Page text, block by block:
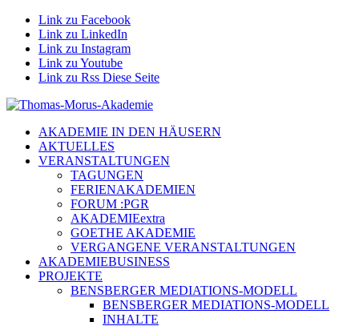
Link zu Facebook
Link zu LinkedIn
Link zu Instagram
Link zu Youtube
Link zu Rss Diese Seite
AKADEMIE IN DEN HÄUSERN
AKTUELLES
VERANSTALTUNGEN
TAGUNGEN
FERIENAKADEMIEN
FORUM :PGR
AKADEMIEextra
GOETHE AKADEMIE
VERGANGENE VERANSTALTUNGEN
AKADEMIEBUSINESS
PROJEKTE
BENSBERGER MEDIATIONS-MODELL
BENSBERGER MEDIATIONS-MODELL
INHALTE